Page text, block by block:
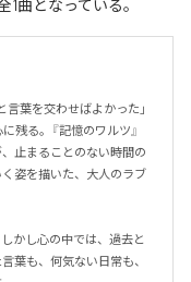
1曲となっている。
葉を交わせばよかった」
残る。『記憶のワルツ』
止まることのない時間の
姿を描いた、大人のラブ
かし心の中では、過去と
葉も、何気ない日常も、